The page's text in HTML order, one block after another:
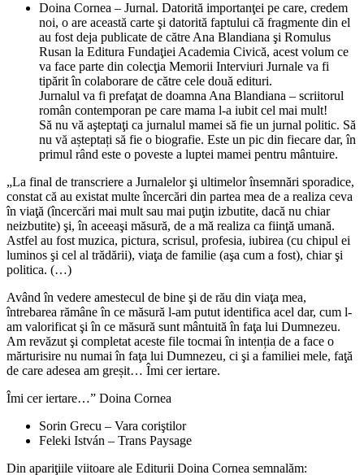
Doina Cornea – Jurnal. Datorită importanţei pe care, credem
noi, o are această carte şi datorită faptului că fragmente din el
au fost deja publicate de către Ana Blandiana şi Romulus
Rusan la Editura Fundaţiei Academia Civică, acest volum ce
va face parte din colecţia Memorii Interviuri Jurnale va fi
tipărit în colaborare de către cele două edituri.
Jurnalul va fi prefaţat de doamna Ana Blandiana – scriitorul
român contemporan pe care mama l-a iubit cel mai mult!
Să nu vă aşteptaţi ca jurnalul mamei să fie un jurnal politic. Să
nu vă așteptați să fie o biografie. Este un pic din fiecare dar, în
primul rând este o poveste a luptei mamei pentru mântuire.
„La final de transcriere a Jurnalelor şi ultimelor însemnări sporadice,
constat că au existat multe încercări din partea mea de a realiza ceva
în viaţă (încercări mai mult sau mai puţin izbutite, dacă nu chiar
neizbutite) şi, în aceeaşi măsură, de a mă realiza ca fiinţă umană.
Astfel au fost muzica, pictura, scrisul, profesia, iubirea (cu chipul ei
luminos şi cel al trădării), viaţa de familie (aşa cum a fost), chiar şi
politica. (…)
Având în vedere amestecul de bine şi de rău din viaţa mea,
întrebarea rămâne în ce măsură l-am putut identifica acel dar, cum l-
am valorificat şi în ce măsură sunt mântuită în faţa lui Dumnezeu.
Am revăzut şi completat aceste file tocmai în intenția de a face o
mărturisire nu numai în faţa lui Dumnezeu, ci şi a familiei mele, faţă
de care adesea am greșit… Îmi cer iertare.
Îmi cer iertare…ˮ Doina Cornea
Sorin Grecu – Vara coriştilor
Feleki István – Trans Paysage
Din apariţiile viitoare ale Editurii Doina Cornea semnalăm: